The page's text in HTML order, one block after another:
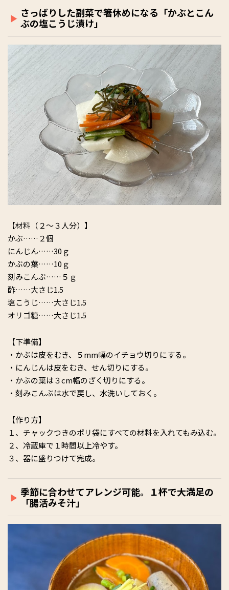
さっぱりした副菜で箸休めになる「かぶとこん
ぶの塩こうじ漬け」
【材料（２～３人分）】
かぶ……２個
にんじん……30ｇ
かぶの葉……10ｇ
刻みこんぶ……５ｇ
酢……大さじ1.5
塩こうじ……大さじ1.5
オリゴ糖……大さじ1.5
【下準備】
・かぶは皮をむき、５mm幅のイチョウ切りにする。
・にんじんは皮をむき、せん切りにする。
・かぶの葉は３cm幅のざく切りにする。
・刻みこんぶは水で戻し、水洗いしておく。
【作り方】
１、チャックつきのポリ袋にすべての材料を入れてもみ込む。
２、冷蔵庫で１時間以上冷やす。
３、器に盛りつけて完成。
季節に合わせてアレンジ可能。１杯で大満足の
「腸活みそ汁」